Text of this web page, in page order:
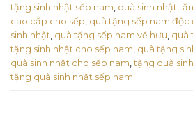
tặng sinh nhật sếp nam, quà sinh nhật
cao cấp cho sếp, quà tặng sếp nam độc
sinh nhật, quà tặng sếp nam về hưu, quà
tặng sinh nhật cho sếp nam, quà tặng
quà sinh nhật cho sếp nam,tặng quà
tặng quà sinh nhật sếp nam